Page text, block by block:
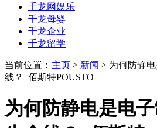
千龙网娱乐
千龙母婴
千龙企业
千龙留学
当前位置： 主页 > 新闻 > 为何防静
线？_佰斯特POUSTO
为何防静电是电